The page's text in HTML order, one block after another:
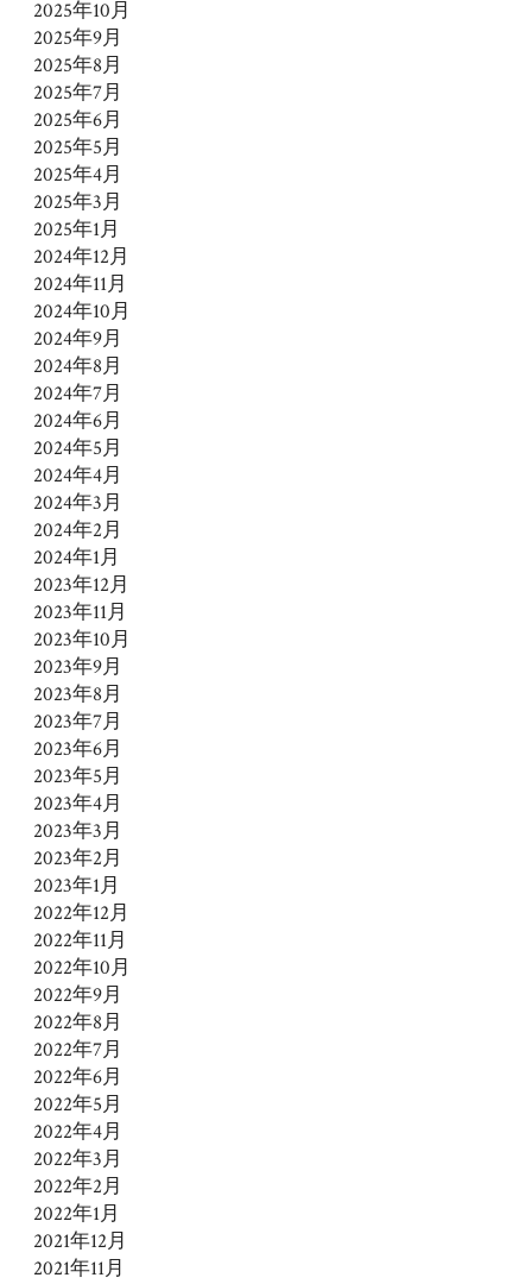
2025年10月
2025年9月
2025年8月
2025年7月
2025年6月
2025年5月
2025年4月
2025年3月
2025年1月
2024年12月
2024年11月
2024年10月
2024年9月
2024年8月
2024年7月
2024年6月
2024年5月
2024年4月
2024年3月
2024年2月
2024年1月
2023年12月
2023年11月
2023年10月
2023年9月
2023年8月
2023年7月
2023年6月
2023年5月
2023年4月
2023年3月
2023年2月
2023年1月
2022年12月
2022年11月
2022年10月
2022年9月
2022年8月
2022年7月
2022年6月
2022年5月
2022年4月
2022年3月
2022年2月
2022年1月
2021年12月
2021年11月